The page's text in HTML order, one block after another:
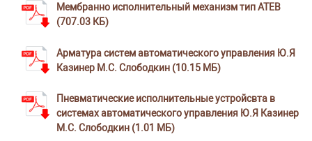
Мембранно исполнительный механизм тип АТЕВ
(707.03 КБ)
Арматура систем автоматического управления Ю.Я
Казинер М.С. Слободкин (10.15 МБ)
Пневматические исполнительные устройсвта в
системах автоматического управления Ю.Я Казинер
М.С. Слободкин (1.01 МБ)